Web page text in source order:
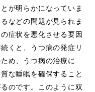
が明らかになっていま
などの問題が見られま
症状を悪化させる要因
くと、うつ病の発症リ
め、うつ病の治療に
な睡眠を確保すること
のです。このように双